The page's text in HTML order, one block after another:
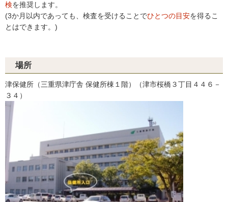
検を推奨します。
(3か月以内であっても、検査を受けることでひとつの目安を得るこ
とはできます。)
場所
津保健所（三重県津庁舎 保健所棟１階）（津市桜橋３丁目４４６－
３４）